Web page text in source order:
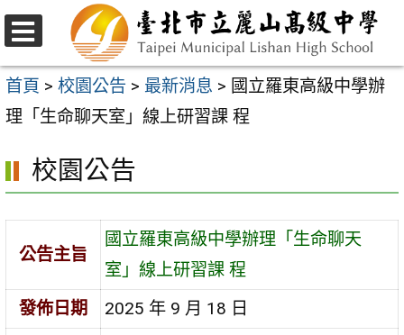
跳
至
主
要
容
區
選
單
首頁 > 校園公告 > 最新消息 > 國立羅東高級中學辦
理「生命聊天室」線上研習課 程
校園公告
公告主旨
國立羅東高級中學辦理「生命聊天
室」線上研習課 程
發佈日期
2025 年 9 月 18 日